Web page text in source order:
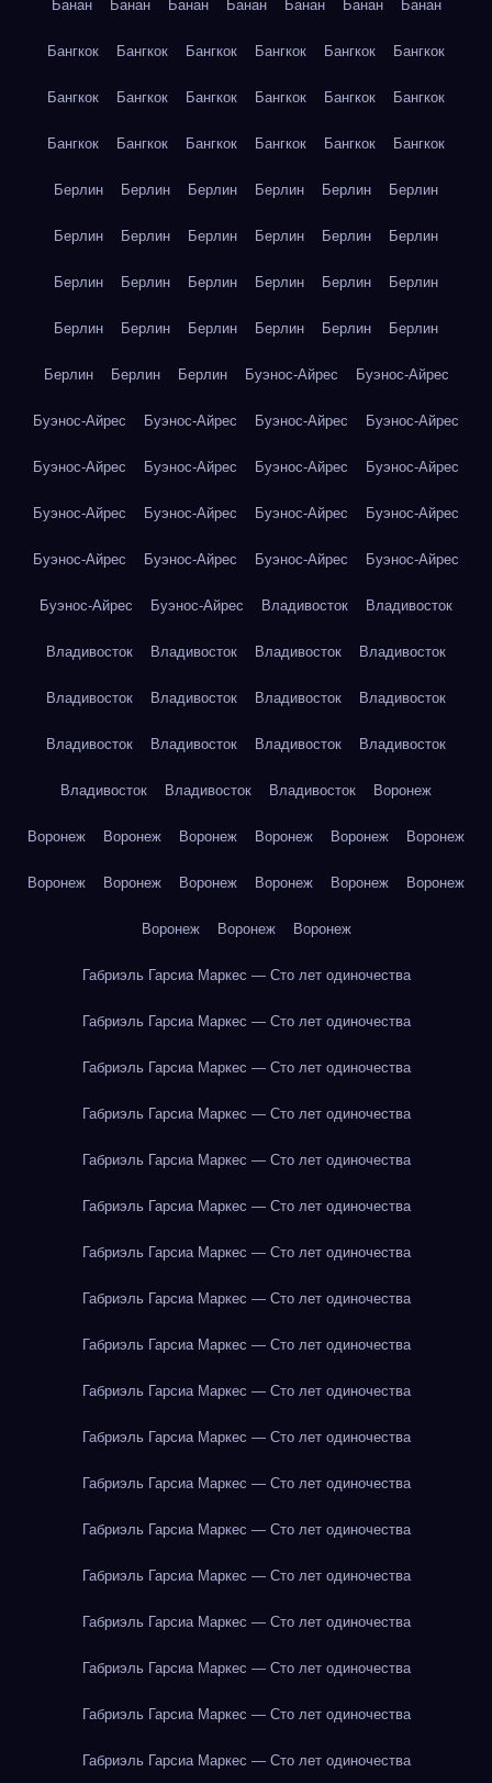
Банан Банан Банан Банан Банан Банан Банан
Бангкок Бангкок Бангкок Бангкок Бангкок Бангкок
Бангкок Бангкок Бангкок Бангкок Бангкок Бангкок
Бангкок Бангкок Бангкок Бангкок Бангкок Бангкок
Берлин Берлин Берлин Берлин Берлин Берлин
Берлин Берлин Берлин Берлин Берлин Берлин
Берлин Берлин Берлин Берлин Берлин Берлин
Берлин Берлин Берлин Берлин Берлин Берлин
Берлин Берлин Берлин Буэнос-Айрес Буэнос-Айрес
Буэнос-Айрес Буэнос-Айрес Буэнос-Айрес Буэнос-Айрес
Буэнос-Айрес Буэнос-Айрес Буэнос-Айрес Буэнос-Айрес
Буэнос-Айрес Буэнос-Айрес Буэнос-Айрес Буэнос-Айрес
Буэнос-Айрес Буэнос-Айрес Буэнос-Айрес Буэнос-Айрес
Буэнос-Айрес Буэнос-Айрес Владивосток Владивосток
Владивосток Владивосток Владивосток Владивосток
Владивосток Владивосток Владивосток Владивосток
Владивосток Владивосток Владивосток Владивосток
Владивосток Владивосток Владивосток Воронеж
Воронеж Воронеж Воронеж Воронеж Воронеж Воронеж
Воронеж Воронеж Воронеж Воронеж Воронеж Воронеж
Воронеж Воронеж Воронеж
Габриэль Гарсиа Маркес — Сто лет одиночества
Габриэль Гарсиа Маркес — Сто лет одиночества
Габриэль Гарсиа Маркес — Сто лет одиночества
Габриэль Гарсиа Маркес — Сто лет одиночества
Габриэль Гарсиа Маркес — Сто лет одиночества
Габриэль Гарсиа Маркес — Сто лет одиночества
Габриэль Гарсиа Маркес — Сто лет одиночества
Габриэль Гарсиа Маркес — Сто лет одиночества
Габриэль Гарсиа Маркес — Сто лет одиночества
Габриэль Гарсиа Маркес — Сто лет одиночества
Габриэль Гарсиа Маркес — Сто лет одиночества
Габриэль Гарсиа Маркес — Сто лет одиночества
Габриэль Гарсиа Маркес — Сто лет одиночества
Габриэль Гарсиа Маркес — Сто лет одиночества
Габриэль Гарсиа Маркес — Сто лет одиночества
Габриэль Гарсиа Маркес — Сто лет одиночества
Габриэль Гарсиа Маркес — Сто лет одиночества
Габриэль Гарсиа Маркес — Сто лет одиночества